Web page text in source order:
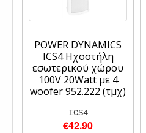
POWER DYNAMICS
ICS4 Ηχοστήλη
εσωτερικού χώρου
100V 20Watt με 4
woofer 952.222 (τμχ)
ICS4
€42.90